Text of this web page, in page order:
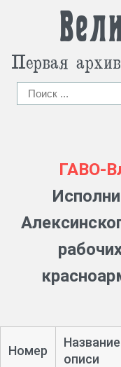
Первая
ГАВО-
Номер
Название
описи